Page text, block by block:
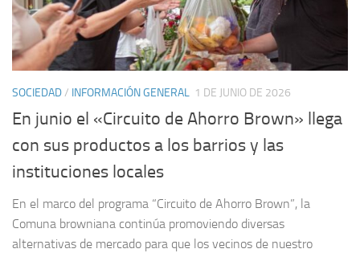
SOCIEDAD/ INFORMACIÓN GENERAL 1 DE JUNIO DE 2026
En junio el «Circuito de Ahorro Brown» llega
con sus productos a los barrios y las
instituciones locales
En el marco del programa “Circuito de Ahorro Brown”, la
Comuna browniana continúa promoviendo diversas
alternativas de mercado para que los vecinos de nuestro